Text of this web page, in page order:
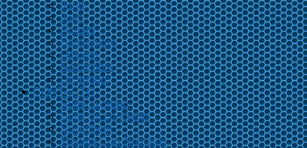
Junio
Julio
Agosto
Septiembre
Octubre
Noviembre
Diciembre
CONTACTO
Sube tu grupo
Sube un concierto
Suscríbete
Trabaja Con Nosotros